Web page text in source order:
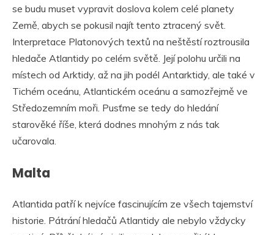
se budu muset vypravit doslova kolem celé planety
Země, abych se pokusil najít tento ztracený svět.
Interpretace Platonových textů na neštěstí roztrousila
hledače Atlantidy po celém světě. Její polohu určili na
místech od Arktidy, až na jih podél Antarktidy, ale také v
Tichém oceánu, Atlantickém oceánu a samozřejmě ve
Středozemním moři. Pusťme se tedy do hledání
starověké říše, která dodnes mnohým z nás tak
učarovala.
Malta
Atlantida patří k nejvíce fascinujícím ze všech tajemství
historie. Pátrání hledačů Atlantidy ale nebylo vždycky